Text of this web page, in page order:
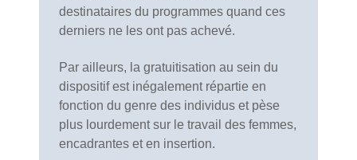
destinataires du programmes quand ces
derniers ne les ont pas achevé.
Par ailleurs, la gratuitisation au sein du
dispositif est inégalement répartie en
fonction du genre des individus et pèse
plus lourdement sur le travail des femmes,
encadrantes et en insertion.